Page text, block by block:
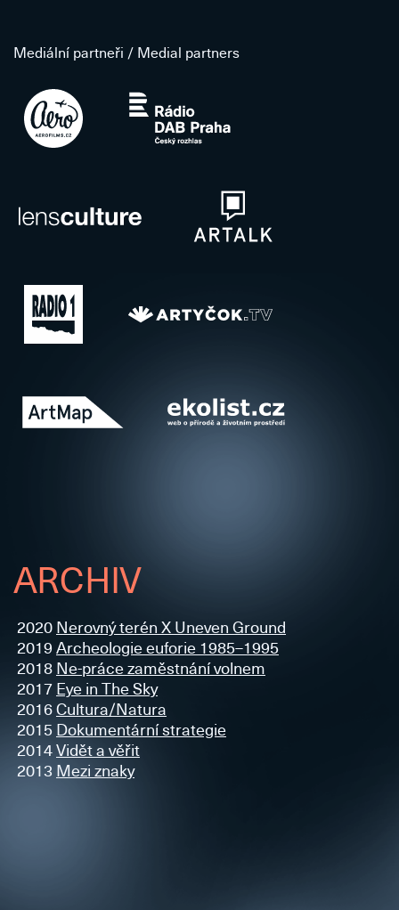
Mediální partneři / Medial partners
ARCHIV
2020 Nerovný terén X Uneven Ground
2019 Archeologie euforie 1985–1995
2018 Ne-práce zaměstnání volnem
2017 Eye in The Sky
2016Cultura/Natura
2015 Dokumentární strategie
2014Vidět a věřit
2013 Mezi znaky